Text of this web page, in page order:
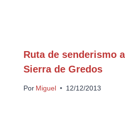
Ruta de senderismo
Sierra de Gredos
Por Miguel 12/12/2013